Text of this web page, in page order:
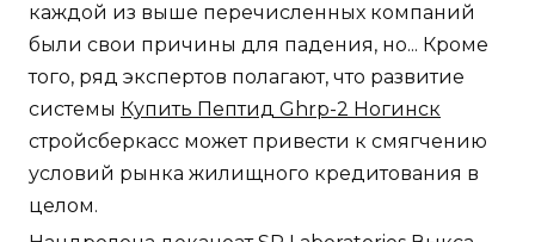
каждой из выше перечисленных компаний
были свои причины для падения, но... Кроме
того, ряд экспертов полагают, что развитие
системы Купить Пептид Ghrp-2 Ногинск
стройсберкасс может привести к смягчению
условий рынка жилищного кредитования в
целом.